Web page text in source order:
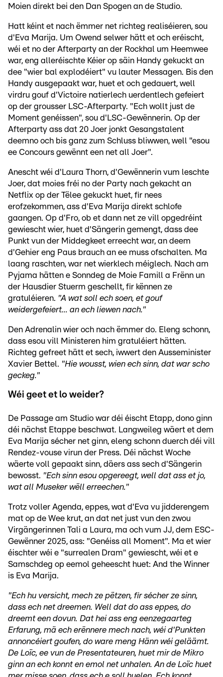
Moien direkt bei den Dan Spogen an de Studio.
Hatt kéint et nach ëmmer net richteg realiséieren, sou
d'Eva Marija. Um Owend selwer hätt et och eréischt,
wéi et no der Afterparty an der Rockhal um Heemwee
war, eng alleréischte Kéier op säin Handy gekuckt an
dee "wier bal explodéiert" vu lauter Messagen. Bis den
Handy ausgepaakt war, huet et och gedauert, well
virdru gouf d'Victoire natierlech uerdentlech gefeiert
op der grousser LSC-Afterparty. "Ech wollt just de
Moment genéissen", sou d'LSC-Gewënnerin. Op der
Afterparty ass dat 20 Joer jonkt Gesangstalent
deemno och bis ganz zum Schluss bliwwen, well "esou
ee Concours gewënnt een net all Joer".
Anescht wéi d'Laura Thorn, d'Gewënnerin vum leschte
Joer, dat moies fréi no der Party nach gekacht an
Netflix op der Tëlee gekuckt huet, fir nees
erofzekommen, ass d'Eva Marija direkt schlofe
gaangen. Op d'Fro, ob et dann net ze vill opgedréint
gewiescht wier, huet d'Sängerin gemengt, dass dee
Punkt vun der Middegkeet erreecht war, an deem
d'Gehier eng Paus brauch an ee muss ofschalten. Ma
laang raschten, war net wierklech méiglech. Nach am
Pyjama hätten e Sonndeg de Moie Famill a Frënn un
der Hausdier Stuerm geschellt, fir kënnen ze
gratuléieren. "A wat soll ech soen, et gouf
weidergefeiert... an ech liewen nach."
Den Adrenalin wier och nach ëmmer do. Eleng schonn,
dass esou vill Ministeren him gratuléiert hätten.
Richteg gefreet hätt et sech, iwwert den Ausseminister
Xavier Bettel. "Hie wousst, wien ech sinn, dat war scho
geckeg."
Wéi geet et lo weider?
De Passage am Studio war déi éischt Etapp, dono ginn
déi nächst Etappe beschwat. Langweileg wäert et dem
Eva Marija sécher net ginn, eleng schonn duerch déi vill
Rendez-vouse virun der Press. Déi nächst Woche
wäerte voll gepaakt sinn, däers ass sech d'Sängerin
bewosst. "Ech sinn esou opgereegt, well dat ass et jo,
wat all Museker wëll erreechen."
Trotz voller Agenda, eppes, wat d'Eva vu jidderengem
mat op de Wee krut, an dat net just vun den zwou
Virgängerinnen Tali a Laura, ma och vum JJ, dem ESC-
Gewënner 2025, ass: "Genéiss all Moment". Ma et wier
éischter wéi e "surrealen Dram" gewiescht, wéi et e
Samschdeg op eemol geheescht huet: And the Winner
is Eva Marija.
"Ech hu versicht, mech ze pëtzen, fir sécher ze sinn,
dass ech net dreemen. Well dat do ass eppes, do
dreemt een dovun. Dat hei ass eng eenzegaarteg
Erfarung, mä ech erënnere mech nach, wéi d'Punkten
annoncéiert goufen, do ware meng Hänn wéi geläämt.
De Loïc, ee vun de Presentateuren, huet mir de Mikro
ginn an ech konnt en emol net unhalen. An de Loïc huet